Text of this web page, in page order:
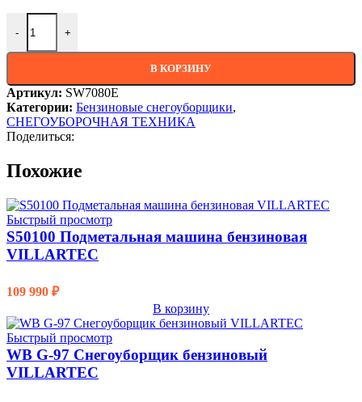
- +
В КОРЗИНУ
Артикул: SW7080E
Категории: Бензиновые снегоуборщики,
СНЕГОУБОРОЧНАЯ ТЕХНИКА
Поделиться:
Похожие
Быстрый просмотр
S50100 Подметальная машина бензиновая
VILLARTEC
109 990 ₽
В корзину
Быстрый просмотр
WB G-97 Снегоуборщик бензиновый
VILLARTEC